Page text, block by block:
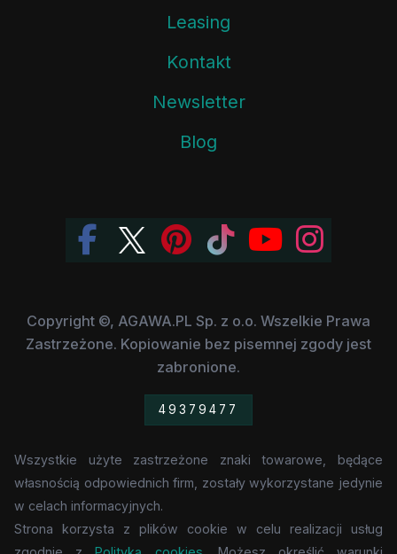
Leasing
Kontakt
Newsletter
Blog
Copyright ©, AGAWA.PL Sp. z o.o. Wszelkie Prawa
Zastrzeżone. Kopiowanie bez pisemnej zgody jest
zabronione.
49379477
Wszystkie użyte zastrzeżone znaki towarowe, będące
własnością odpowiednich firm, zostały wykorzystane jedynie
w celach informacyjnych.
Strona korzysta z plików cookie w celu realizacji usług